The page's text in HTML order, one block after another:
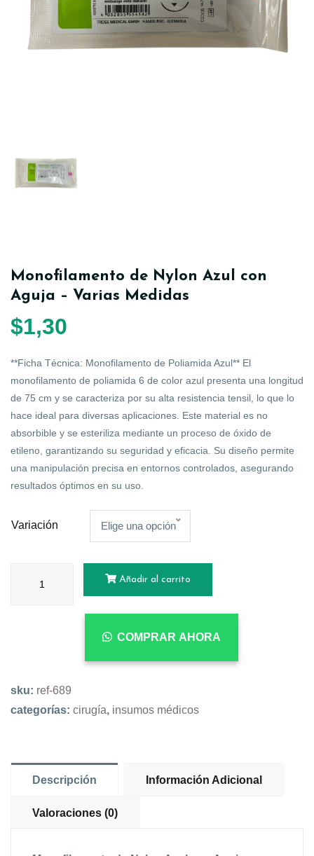
Monofilamento de Nylon Azul con
Aguja – Varias Medidas
$1,30
**Ficha Técnica: Monofilamento de Poliamida Azul** El
monofilamento de poliamida 6 de color azul presenta una longitud
de 75 cm y se caracteriza por su alta resistencia tensil, lo que lo
hace ideal para diversas aplicaciones. Este material es no
absorbible y se esteriliza mediante un proceso de óxido de
etileno, garantizando su seguridad y eficacia. Su diseño permite
una manipulación precisa en entornos controlados, asegurando
resultados óptimos en su uso.
Variación Elige una opción
Añadir al carrito
COMPRAR AHORA
sku: ref-689
categorías: cirugía, insumos médicos
Descripción Información Adicional
Valoraciones (0)